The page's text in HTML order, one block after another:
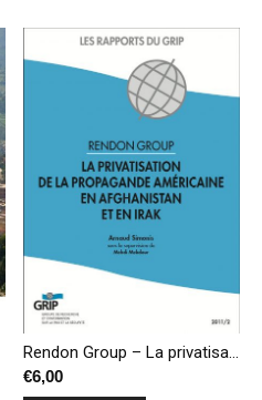
Rendon Group – La privatisation de la propagande américaine en Afghanistan et en Irak
€6,00